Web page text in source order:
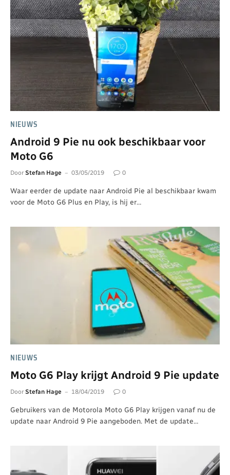
NIEUWS
Android 9 Pie nu ook beschikbaar voor
Moto G6
Door Stefan Hage 03/05/2019 0
Waar eerder de update naar Android Pie al beschikbaar kwam
voor de Moto G6 Plus en Play, is hij er…
NIEUWS
Moto G6 Play krijgt Android 9 Pie update
Door Stefan Hage 18/04/2019 0
Gebruikers van de Motorola Moto G6 Play krijgen vanaf nu de
update naar Android 9 Pie aangeboden. Met de update…